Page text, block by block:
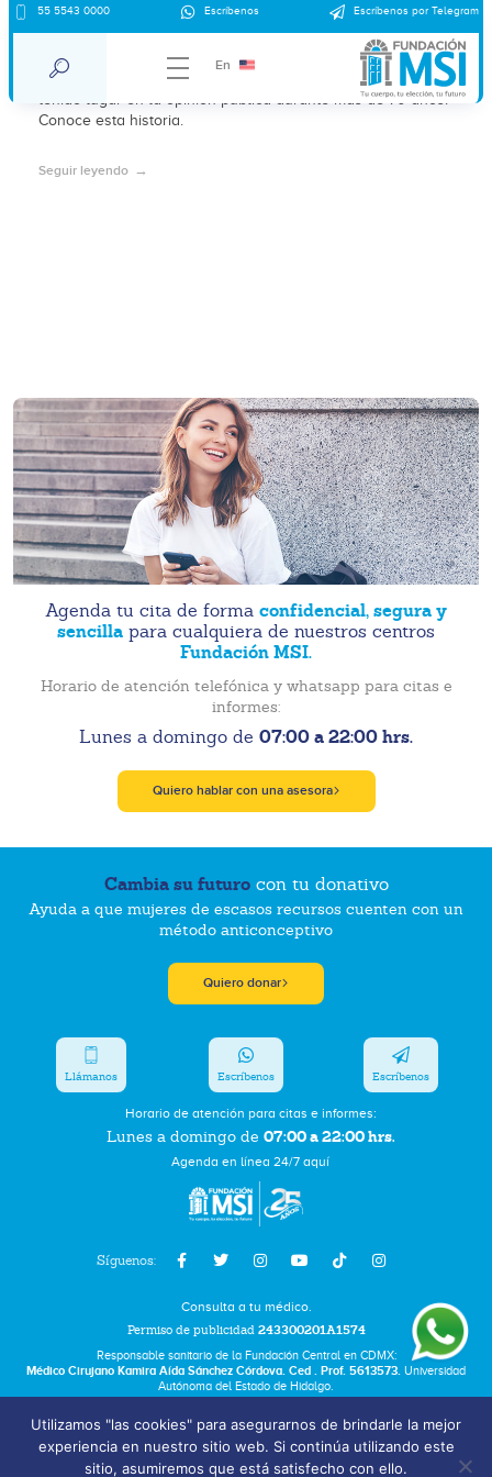
55 5543 0000 Escríbenos Escríbenos por Telegram
En
Breve historia del aborto en México
La lucha por la despenalización del aborto en México ha
tenido lugar en la opinión pública durante más de 70 años.
Conoce esta historia.
Seguir leyendo
Agenda tu cita de forma confidencial, segura y
sencilla para cualquiera de nuestros centros
Fundación MSI.
Horario de atención telefónica y whatsapp para citas e
informes:
Lunes a domingo de 07:00 a 22:00 hrs.
Quiero hablar con una asesora
Cambia su futurocon tu donativo
Ayuda a que mujeres de escasos recursos cuenten con un
método anticonceptivo
Quiero donar
Síguenos:
Horario de atención para citas e informes:
Lunes a domingo de 07:00 a 22:00 hrs.
Agenda en línea 24/7 aquí
Llámanos Escríbenos Escríbenos
Consulta a tu médico.
Permiso de publicidad 243300201A1574
Responsable sanitario de la Fundación Central en CDMX:
Médico Cirujano Kamira Aída Sánchez Córdova. Ced . Prof. 5613573. Universidad
Autónoma del Estado de Hidalgo.
Términos y Condiciones
Bolsa de Trabajo
Utilizamos "las cookies" para asegurarnos de brindarle la mejor
experiencia en nuestro sitio web. Si continúa utilizando este
sitio, asumiremos que está satisfecho con ello.